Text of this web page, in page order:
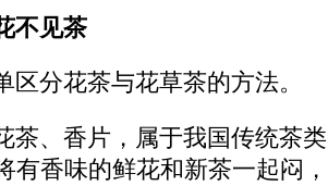
不见茶
分花茶与花草茶的方法。
茶、香片，属于我国传统茶
有香味的鲜花和新茶一起闷